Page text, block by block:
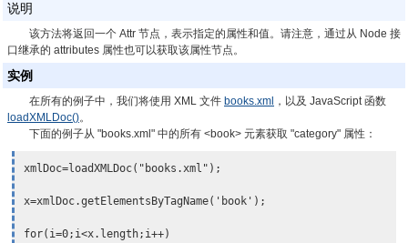
说明
该方法将返回一个 Attr 节点，表示指定的属性和值。请注意，通过从 Node 接
口继承的 attributes 属性也可以获取该属性节点。
实例
在所有的例子中，我们将使用 XML 文件 books.xml ，以及 JavaScript 函数
loadXMLDoc()。
下面的例子从 "books.xml" 中的所有 <book> 元素获取 "category" 属性：
xmlDoc=loadXMLDoc("books.xml");
x=xmlDoc.getElementsByTagName('book');
for(i=0;i<x.length;i++)